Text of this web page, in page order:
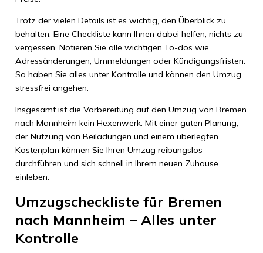
Trotz der vielen Details ist es wichtig, den Überblick zu
behalten. Eine Checkliste kann Ihnen dabei helfen, nichts zu
vergessen. Notieren Sie alle wichtigen To-dos wie
Adressänderungen, Ummeldungen oder Kündigungsfristen.
So haben Sie alles unter Kontrolle und können den Umzug
stressfrei angehen.
Insgesamt ist die Vorbereitung auf den Umzug von Bremen
nach Mannheim kein Hexenwerk. Mit einer guten Planung,
der Nutzung von Beiladungen und einem überlegten
Kostenplan können Sie Ihren Umzug reibungslos
durchführen und sich schnell in Ihrem neuen Zuhause
einleben.
Umzugscheckliste für Bremen
nach Mannheim – Alles unter
Kontrolle